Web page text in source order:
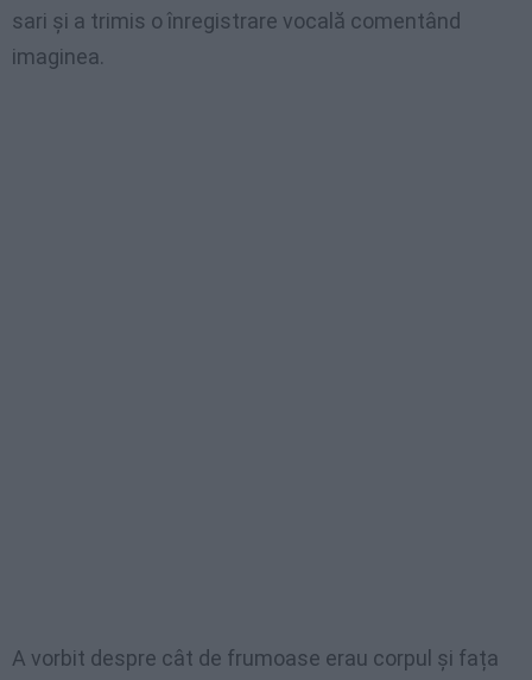
sari și a trimis o înregistrare vocală comentând
imaginea.
A vorbit despre cât de frumoase erau corpul și fața